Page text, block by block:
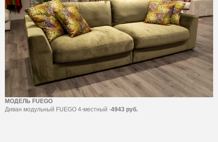
МОДЕЛЬ FUEGO
Диван модульный FUEGO 4-местный -4943 руб.